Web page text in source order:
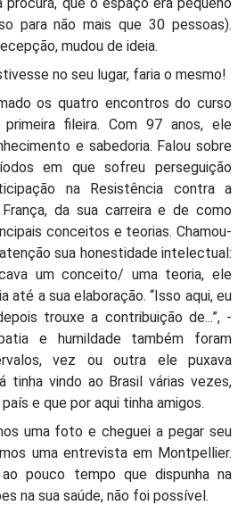
para não mais que 30 pessoas).
mudou de ideia.
no seu lugar, faria o mesmo!
os quatro encontros do curso
fileira. Com 97 anos, ele
e sabedoria. Falou sobre
em que sofreu perseguição
na Resistência contra a
da sua carreira e de como
conceitos e teorias. Chamou-
sua honestidade intelectual:
um conceito/ uma teoria, ele
até a sua elaboração. “Isso aqui, eu
trouxe a contribuição de...”, -
e humildade também foram
vez ou outra ele puxava
tinha vindo ao Brasil várias vezes,
e que por aqui tinha amigos.
uma foto e cheguei a pegar seu
uma entrevista em Montpellier.
pouco tempo que dispunha na
na sua saúde, não foi possível.